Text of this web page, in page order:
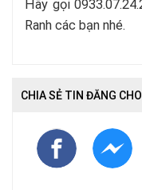
Hãy gọi
Ranh các bạn nhé.
CHIA SẺ TIN ĐĂNG